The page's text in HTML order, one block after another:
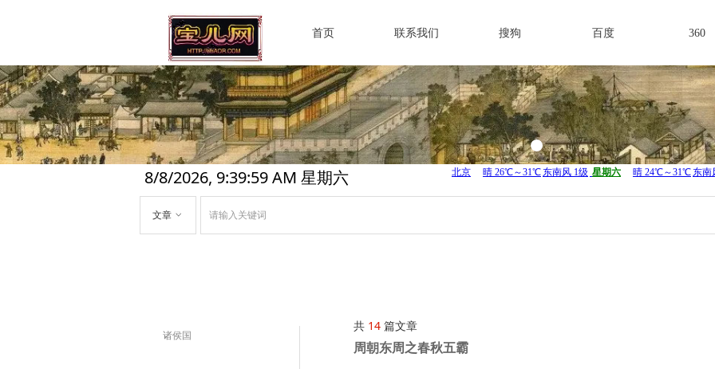
首页 联系我们 搜狗 百度 360
8/8/2026, 9:40:00 AM 星期六
文章 ꀁ
共 14 篇文章
周朝东周之春秋五霸
诸侯国